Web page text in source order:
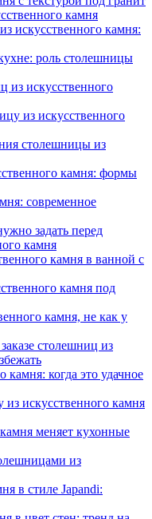
камня
искусственного камня:
роль столешницы
из искусственного
из искусственного
столешницы из
камня: формы
современное
задать перед
камня
камня в ванной с
камня под
камня, не как у
столешниц из
камня: когда это удачное
искусственного камня
меняет кухонные
из
в стиле Japandi: